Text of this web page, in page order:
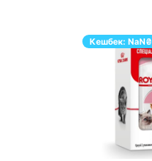
Кешбек: NaN₴